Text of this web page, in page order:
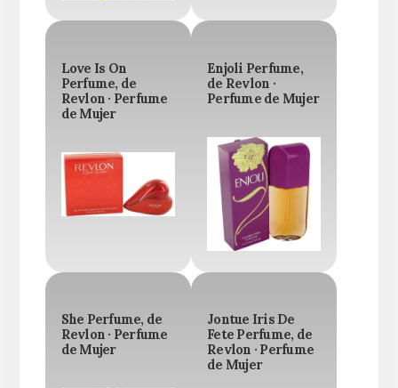
Love Is On
Perfume, de
Revlon · Perfume
de Mujer
Enjoli Perfume,
de Revlon ·
Perfume de Mujer
She Perfume, de
Revlon · Perfume
de Mujer
Jontue Iris De
Fete Perfume, de
Revlon · Perfume
de Mujer